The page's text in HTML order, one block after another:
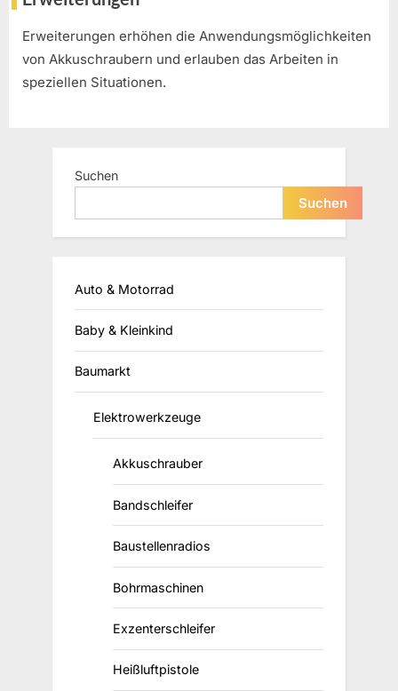
Erweiterungen erhöhen die Anwendungsmöglichkeiten
von Akkuschraubern und erlauben das Arbeiten in
speziellen Situationen.
Suchen
Suchen
Auto & Motorrad
Baby & Kleinkind
Baumarkt
Elektrowerkzeuge
Akkuschrauber
Bandschleifer
Baustellenradios
Bohrmaschinen
Exzenterschleifer
Heißluftpistole